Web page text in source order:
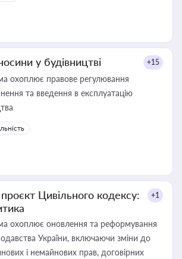
у будівництві +15
охоплює правове регулювання
та введення в експлуатацію
Цивільного кодексу:
+1
охоплює оновлення та реформування
України, включаючи зміни до
і немайнових прав, договірних